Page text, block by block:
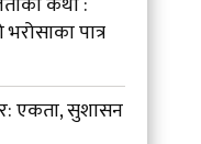
पात्र
एकता, सुशासन